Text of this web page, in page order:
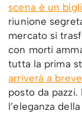
scena è un
riunione
mercato si
con morti
tutta la prima
arriverà a breve
posto da
l’eleganza